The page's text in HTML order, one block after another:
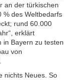
an der türkischen
% des Weltbedarfs
rund 60.000
erklärt
in Bayern zu testen
von
nichts Neues. So